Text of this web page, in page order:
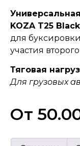
KOZA T25 Black
для
участия
Тяговая
Для грузовых
От